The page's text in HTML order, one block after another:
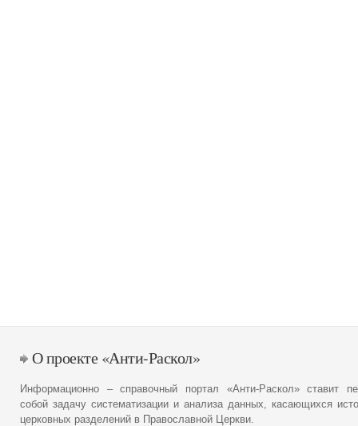
О проекте «Анти-Раскол»
Информационно – справочный портал «Анти-Раскол» ставит
собой задачу систематизации и анализа данных, касающихся
церковных разделений в Православной Церкви.